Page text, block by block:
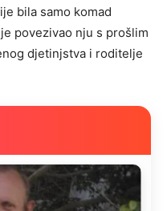
bila samo komad
povezivao nju s prošlim
djetinjstva i roditelje